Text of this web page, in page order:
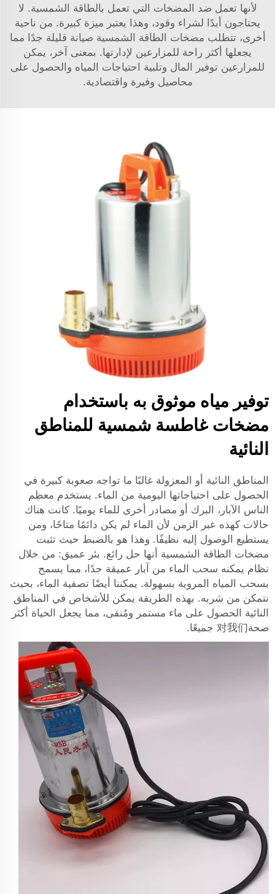
لأنها تعمل ضد المضخات التي تعمل بالطاقة الشمسية. لا
يحتاجون أبدًا لشراء وقود، وهذا يعتبر ميزة كبيرة. من ناحية
أخرى، تتطلب مضخات الطاقة الشمسية صيانة قليلة جدًا مما
يجعلها أكثر راحة للمزارعين لإدارتها. بمعنى آخر، يمكن
للمزارعين توفير المال وتلبية احتياجات المياه والحصول على
محاصيل وفيرة واقتصادية.
توفير مياه موثوق به باستخدام
مضخات غاطسة شمسية للمناطق
النائية
المناطق النائية أو المعزولة غالبًا ما تواجه صعوبة كبيرة في
الحصول على احتياجاتها اليومية من الماء. يستخدم معظم
الناس الآبار، البرك أو مصادر أخرى للماء يوميًا. كانت هناك
حالات كهذه عبر الزمن لأن الماء لم يكن دائمًا متاحًا، ومن
يستطيع الوصول إليه نظيفًا. وهذا هو بالضبط حيث تثبت
مضخات الطاقة الشمسية أنها حل رائع. بئر عميق: من خلال
نظام يمكنه سحب الماء من آبار عميقة جدًا، مما يسمح
بسحب المياه المروية بسهولة. يمكننا أيضًا تصفية الماء، بحيث
نتمكن من شربه. بهذه الطريقة يمكن للأشخاص في المناطق
النائية الحصول على ماء مستمر ومُنقى، مما يجعل الحياة أكثر
صحة对我们 جميعًا.